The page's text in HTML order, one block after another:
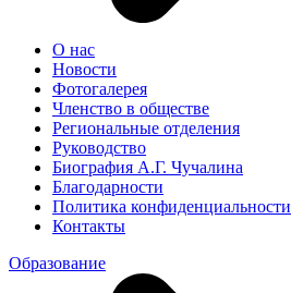
О нас
Новости
Фотогалерея
Членство в обществе
Региональные отделения
Руководство
Биография А.Г. Чучалина
Благодарности
Политика конфиденциальности
Контакты
Образование